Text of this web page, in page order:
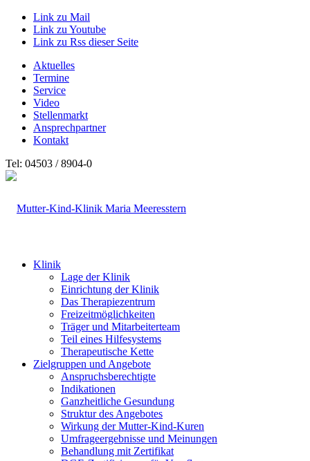
Link zu Mail
Link zu Youtube
Link zu Rss dieser Seite
Aktuelles
Termine
Service
Video
Stellenmarkt
Ansprechpartner
Kontakt
Tel: 04503 / 8904-0
Klinik
Lage der Klinik
Einrichtung der Klinik
Das Therapiezentrum
Freizeitmöglichkeiten
Träger und Mitarbeiterteam
Teil eines Hilfesystems
Therapeutische Kette
Zielgruppen und Angebote
Anspruchsberechtigte
Indikationen
Ganzheitliche Gesundung
Struktur des Angebotes
Wirkung der Mutter-Kind-Kuren
Umfrageergebnisse und Meinungen
Behandlung mit Zertifikat